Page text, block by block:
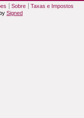
Sobre
Taxas e Impostos
Signed